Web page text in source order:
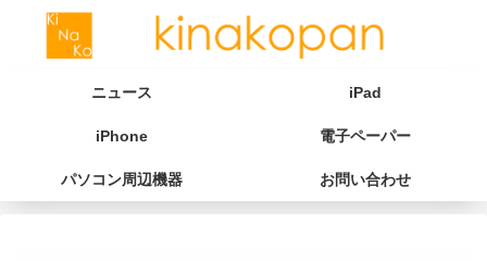
ニュース iPad
iPhone 電子ペーパー
パソコン周辺機器 お問い合わせ